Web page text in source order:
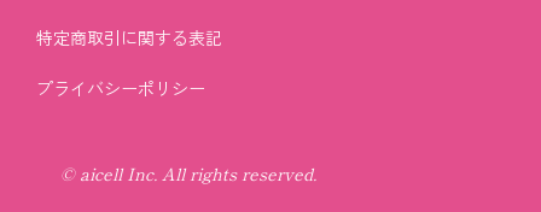
特定商取引に関する表記
プライバシーポリシー
© aicell Inc. All rights reserved.